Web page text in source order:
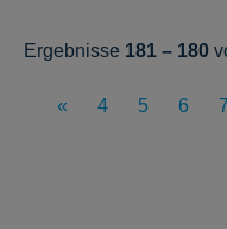
Ergebnisse 181 – 180
« 4 5 6 7